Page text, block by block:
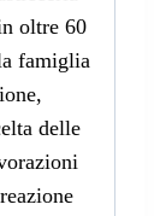
oltre 60
famiglia
delle